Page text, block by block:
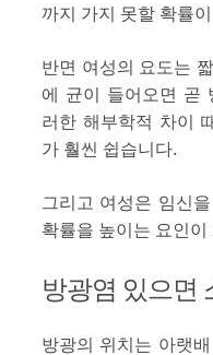
까지 가지 못할 확률
반면 여성의 요도는
에 균이 들어오면 곧
러한 해부학적 차이
가 훨씬 쉽습니다.
그리고 여성은 임신
확률을 높이는 요인이
방광염 있으면
방광의 위치는 아랫